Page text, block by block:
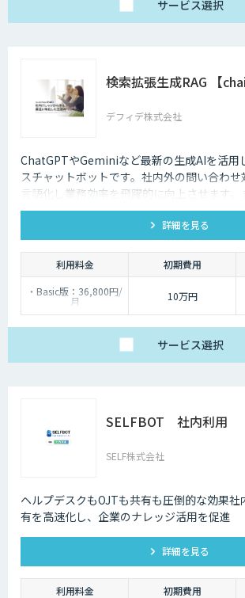
149,800円/月
サービス選択
検索拡張生成RAG 【
デフィデ株式会社
ChatGPTやGeminiなど最新の生成AIを活用
スチャットボットです。社内外の問い合わ
言語化し業務効率を飛躍的に向上させます。
ュメントから必要な情報を特定する機能に
間を大幅に削減します。加えて、ボットごと
ことが可能となりボットの個性ある自然な
詳細を見る
利用料金 初期費用
・Basic版：36,800円/
月
・Professional版：
・Enterprise版：個別
見積もり
10万円
サービス選択
SELFBOT 社内利用
SELF株式会社
ヘルプデスクもOJTも共有も圧倒的な効果
有を高速化し、企業のナレッジ活用を促進
詳細を見る
利用料金 初期費用